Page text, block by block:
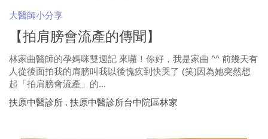
大醫師小分享
【拍肩膀會流產的傳聞】
林家曲醫師的孕媽咪雙週記 來囉！你好，我是家曲 ^^ 前幾天有
人從後面拍我的肩膀叫我以後愧疚到快哭了 (笑)因為她突然想
起「拍肩膀會流產」的...
扶原中醫診所 . 扶原中醫診所台中院區林家